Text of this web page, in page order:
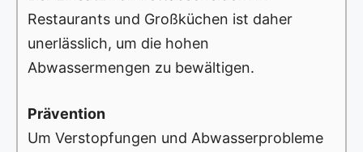
Restaurants und Großküchen ist daher
unerlässlich, um die hohen
Abwassermengen zu bewältigen.
Prävention
Um Verstopfungen und Abwasserprobleme